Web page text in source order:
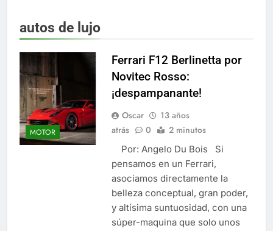
autos de lujo
MOTOR
Ferrari F12 Berlinetta por
Novitec Rosso:
¡despampanante!
Oscar
13 años
atrás
0 2 minutos
Por: Angelo Du Bois Si
pensamos en un Ferrari,
asociamos directamente la
belleza conceptual, gran poder,
y altísima suntuosidad, con una
súper-maquina que solo unos